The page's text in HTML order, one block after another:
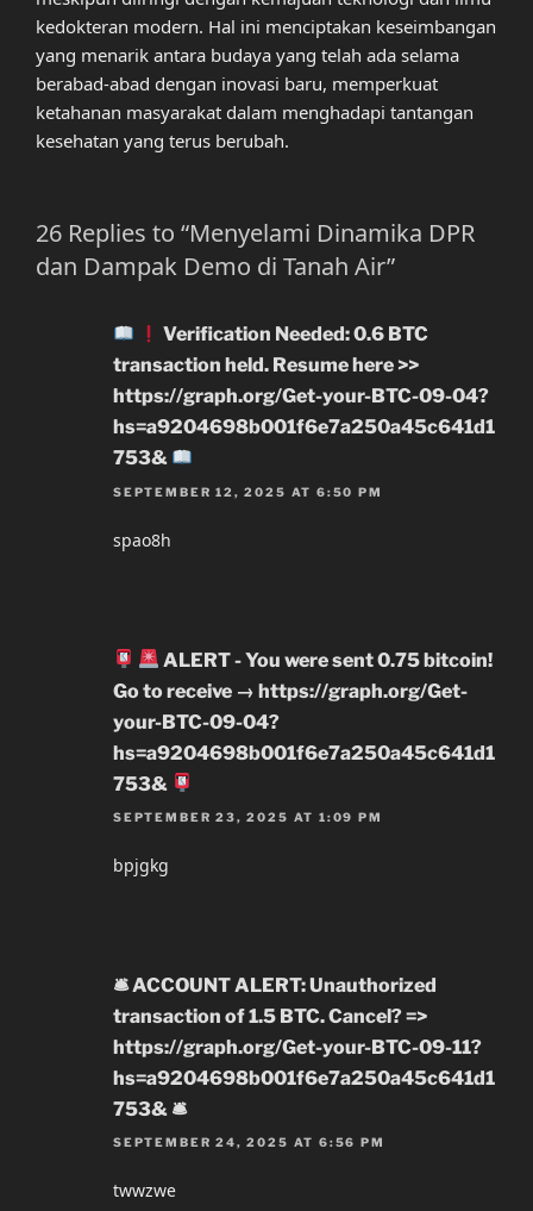
kedokteran modern. Hal ini menciptakan keseimbangan
yang menarik antara budaya yang telah ada selama
berabad-abad dengan inovasi baru, memperkuat
ketahanan masyarakat dalam menghadapi tantangan
kesehatan yang terus berubah.
26 Replies to “Menyelami Dinamika DPR
dan Dampak Demo di Tanah Air”
Verification Needed: 0.6 BTC
transaction held. Resume here >>
https://graph.org/Get-your-BTC-09-04?
hs=a9204698b001f6e7a250a45c641d1
753&
SEPTEMBER 12, 2025 AT 6:50 PM
spao8h
ALERT - You were sent 0.75 bitcoin!
Go to receive → https://graph.org/Get-
your-BTC-09-04?
hs=a9204698b001f6e7a250a45c641d1
753&
SEPTEMBER 23, 2025 AT 1:09 PM
bpjgkg
🛎 ACCOUNT ALERT: Unauthorized
transaction of 1.5 BTC. Cancel? =>
https://graph.org/Get-your-BTC-09-11?
hs=a9204698b001f6e7a250a45c641d1
753& 🛎
SEPTEMBER 24, 2025 AT 6:56 PM
twwzwe